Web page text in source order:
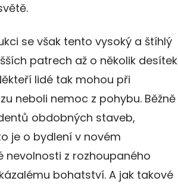
se však tento vysoký a štíhlý
patrech až o několik desítek
lidé tak mohou při
neboli nemoc z pohybu. Běžně
obdobných staveb,
je o bydlení v novém
z rozhoupaného
bohatství. A jak takové